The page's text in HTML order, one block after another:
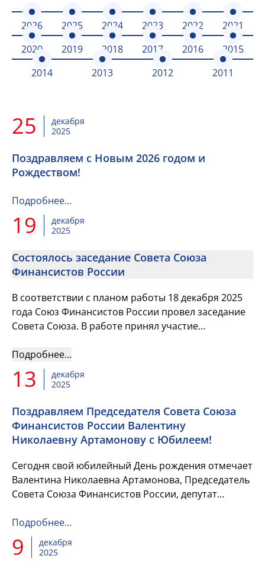
2026 2025 2024 2023 2022
2021
2020
2019 2018 2017 2016
2015
2014
2013 2012 2011
25
декабря
2025
Поздравляем с Новым 2026 годом и
Рождеством!
Подробнее…
19
декабря
2025
Состоялось заседание Совета Союза
Финансистов России
В соответствии с планом работы 18 декабря 2025
года Союз Финансистов России провел заседание
Совета Союза. В работе принял участие
Федерации Павел Анатольевич ...
Подробнее…
13
декабря
2025
Поздравляем Председателя Совета Союза
Финансистов России Валентину
Николаевну Артамонову с Юбилеем!
Сегодня свой юбилейный День рождения отмечает
Валентина Николаевна Артамонова, Председатель
Совета Союза Финансистов России, депутат
Подробнее…
9
декабря
2025